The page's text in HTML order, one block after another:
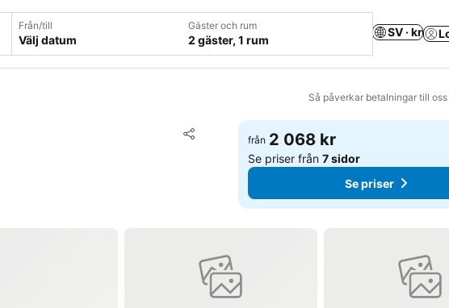
Från/till
Välj datum
Gäster och rum
2 gäster, 1 rum
SV · kr
Så påverkar betalningar till
Dela
Lägg till i Mina Favoriter
från 2 068 kr
Se priser från7 sidor
Se priser